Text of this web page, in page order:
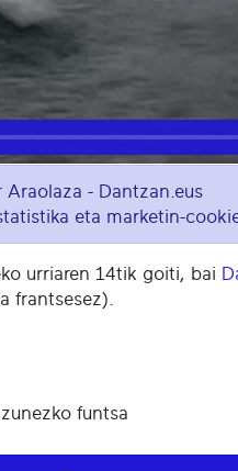
Araolaza - Dantzan.eus
eta marketin-
urriaren 14tik goiti, bai
frantsesez).
funtsa